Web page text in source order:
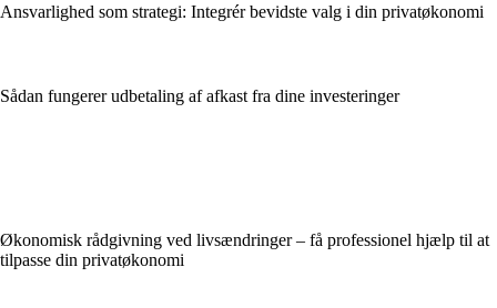
Ansvarlighed som strategi: Integrér bevidste valg i din privatøkonomi
Sådan fungerer udbetaling af afkast fra dine investeringer
Økonomisk rådgivning ved livsændringer – få professionel hjælp til at
tilpasse din privatøkonomi